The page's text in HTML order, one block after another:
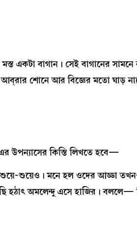
বাগান। সেই বাগানের সামনে
শোনে আর বিজ্ঞের মতো ঘাড়
কিস্তি লিখতে হবে—
শুয়ে-শুয়েও। মনে হল ওদের আড্ডা
অমলেন্দু এসে হাজির। বললে—